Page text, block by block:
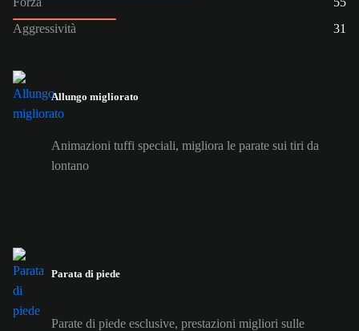
Aggressività
31
Allungo migliorato
Animazioni tuffi speciali, migliora le parate sui tiri da
lontano
Parata di piede
Parate di piede esclusive, prestazioni migliori sulle